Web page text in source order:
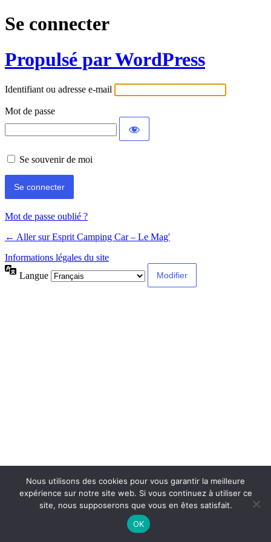
Se connecter
Propulsé par WordPress
Identifiant ou adresse e-mail
Mot de passe
Se souvenir de moi
Mot de passe oublié ?
← Aller sur Esprit Camping Car – Le Mag'
Informations légales du site
Langue
Nous utilisons des cookies pour vous garantir la meilleure
expérience sur notre site web. Si vous continuez à utiliser ce
site, nous supposerons que vous en êtes satisfait.
OK